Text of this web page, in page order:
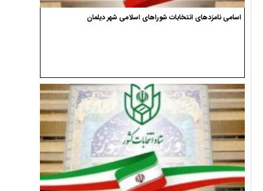
اسامی نامزدهای انتخابات شوراهای اسلامی شهر دیلمان